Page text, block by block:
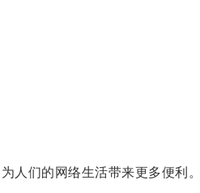
们的网络生活带来更多便利。